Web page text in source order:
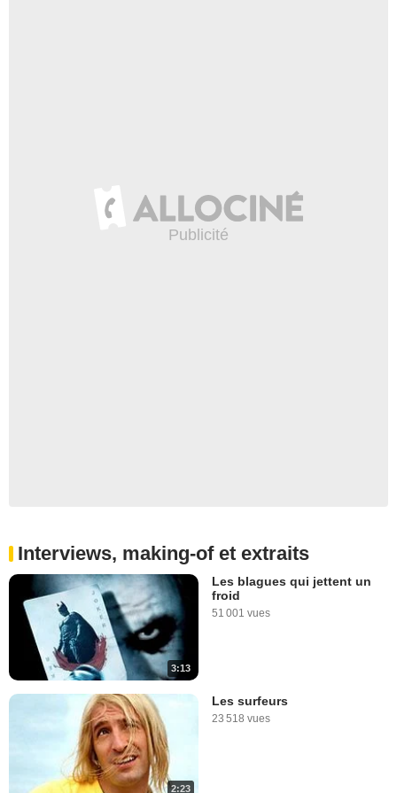
Interviews, making-of et extraits
3:13
Les blagues qui jettent un
froid
51 001 vues
2:23
Les surfeurs
23 518 vues